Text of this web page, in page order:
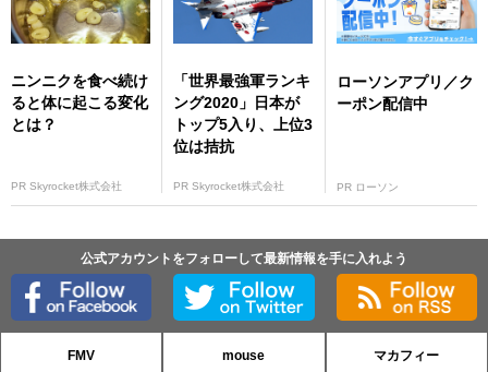
ニンニクを食べ続け
ると体に起こる変化
とは？
PR Skyrocket株式会社
「世界最強軍ランキ
ング2020」日本が
トップ5入り、上位3
位は拮抗
PR Skyrocket株式会社
ローソンアプリ／ク
ーポン配信中
PR ローソン
公式アカウントをフォローして最新情報を手に入れよう
FMV mouse マカフィー